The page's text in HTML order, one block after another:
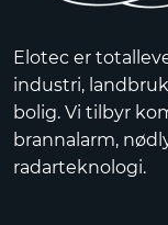
Elotec er
industri,
bolig. Vi tilbyr
brannalarm,
radarteknologi.